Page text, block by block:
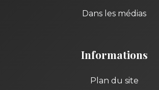
Dans les médias
Informations
Plan du site